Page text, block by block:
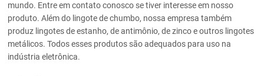
mundo. Entre em contato conosco se tiver interesse em nosso
produto. Além do lingote de chumbo, nossa empresa também
produz lingotes de estanho, de antimônio, de zinco e outros lingotes
metálicos. Todos esses produtos são adequados para uso na
indústria eletrônica.